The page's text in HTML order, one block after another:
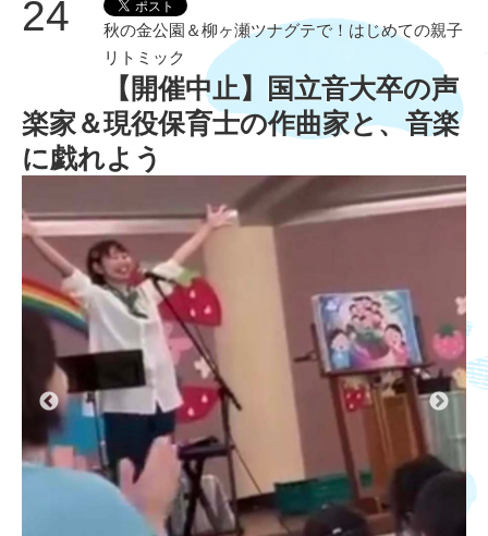
24
秋の金公園＆柳ヶ瀬ツナグテで！はじめての親子
リトミック
【開催中止】国立音大卒の声
楽家＆現役保育士の作曲家と、音楽
に戯れよう